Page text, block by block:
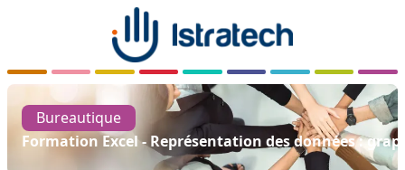
Bureautique
Formation Excel - Représentation des données :